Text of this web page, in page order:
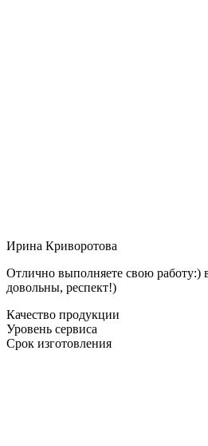
Ирина Криворотова
Отлично выполняете свою работу:)
довольны, респект!)
Качество продукции
Уровень сервиса
Срок изготовления